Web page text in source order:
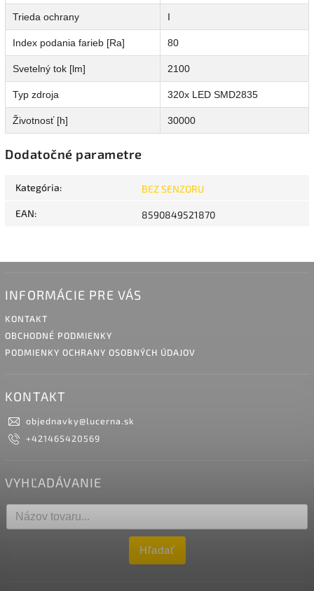
Trieda ochrany I
Index podania farieb [Ra] 80
Svetelný tok [lm] 2100
Typ zdroja 320x LED SMD2835
Životnosť [h] 30000
Dodatočné parametre
Kategória: BEZ SENZORU
EAN: 8590849521870
INFORMÁCIE PRE VÁS
KONTAKT
OBCHODNÉ PODMIENKY
PODMIENKY OCHRANY OSOBNÝCH ÚDAJOV
KONTAKT
objednavky@lucerna.sk
+421465420569
VYHĽADÁVANIE
Hľadať